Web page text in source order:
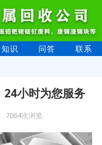
知识 问答 联系
小时为您服务
7064次浏览